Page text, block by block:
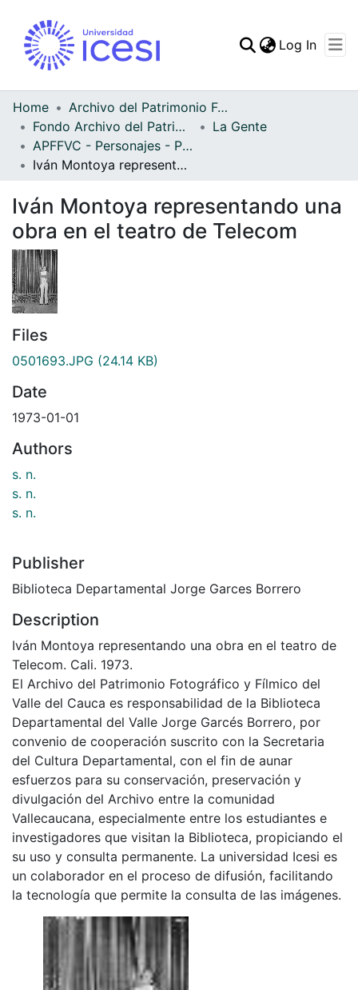
Statistics
Log In
Home
Archivo del Patrimonio Fotográfico y Fílmico del Valle del Cauca
Fondo Archivo del Patrimonio Fotográfico y Fílmico del Valle del Cauca
La Gente
APFFVC - Personajes - Patrimonial
Iván Montoya representando una obra en el teatro de Telecom
Iván Montoya representando una
obra en el teatro de Telecom
Files
0501693.JPG (24.14 KB)
Date
1973-01-01
Authors
s. n.
s. n.
s. n.
Publisher
Biblioteca Departamental Jorge Garces Borrero
Description
Iván Montoya representando una obra en el teatro de
Telecom. Cali. 1973.
El Archivo del Patrimonio Fotográfico y Fílmico del
Valle del Cauca es responsabilidad de la Biblioteca
Departamental del Valle Jorge Garcés Borrero, por
convenio de cooperación suscrito con la Secretaria
del Cultura Departamental, con el fin de aunar
esfuerzos para su conservación, preservación y
divulgación del Archivo entre la comunidad
Vallecaucana, especialmente entre los estudiantes e
investigadores que visitan la Biblioteca, propiciando el
su uso y consulta permanente. La universidad Icesi es
un colaborador en el proceso de difusión, facilitando
la tecnología que permite la consulta de las imágenes.